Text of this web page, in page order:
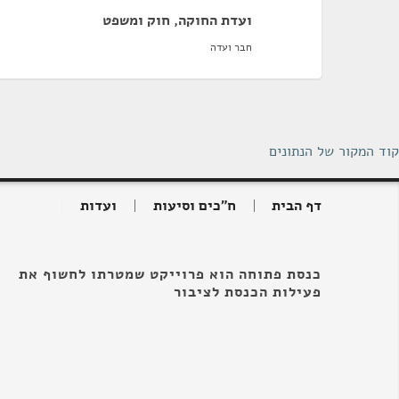
ועדת החוקה, חוק ומשפט
חבר ועדה
קוד המקור של הנתונים
דף הבית ח"כים וסיעות ועדות
כנסת פתוחה הוא פרוייקט שמטרתו לחשוף את
פעילות הכנסת לציבור